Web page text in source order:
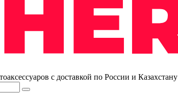
с доставкой по России и Казахстану